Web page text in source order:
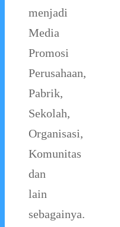
menjadi
Media
Promosi
Perusahaan,
Pabrik,
Sekolah,
Organisasi,
Komunitas
dan
lain
sebagainya.